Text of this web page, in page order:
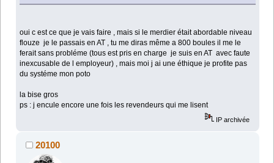
oui c est ce que je vais faire , mais si le merdier était abordable niveau
flouze je le passais en AT , tu me diras même a 800 boules il me le
ferait sans probléme (tous est pris en charge je suis en AT avec faute
inexcusable de l employeur) , mais moi j ai une éthique je profite pas
du systéme mon poto
la bise gros
ps : j encule encore une fois les revendeurs qui me lisent
IP archivée
20100